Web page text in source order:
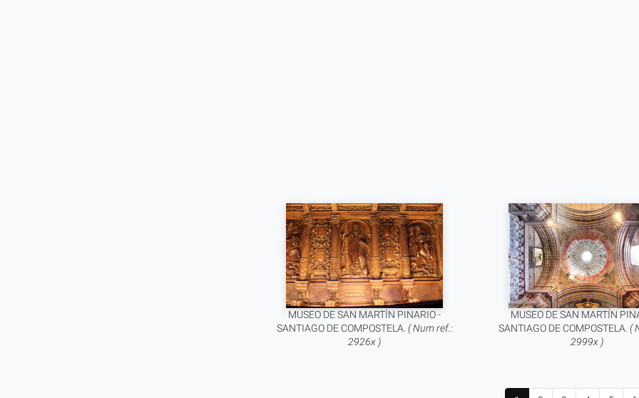
MUSEO DE SAN MARTÍN PINARIO -
SANTIAGO DE COMPOSTELA. ( Num ref.:
2926x )
MUSEO DE SAN MARTÍN
SANTIAGO DE COMPOSTELA.(
2999x )